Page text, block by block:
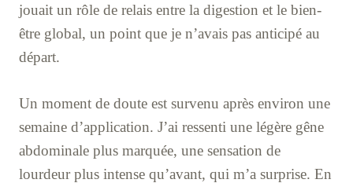
jouait un rôle de relais entre la digestion et le bien-
être global, un point que je n’avais pas anticipé au
départ.
Un moment de doute est survenu après environ une
semaine d’application. J’ai ressenti une légère gêne
abdominale plus marquée, une sensation de
lourdeur plus intense qu’avant, qui m’a surprise. En